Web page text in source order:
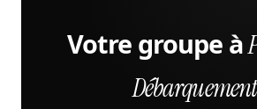
Votre groupe à
Débarquement